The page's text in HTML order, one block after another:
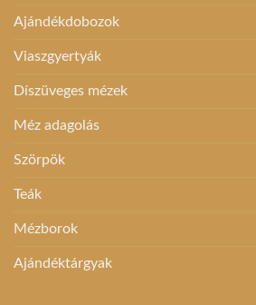
Ajándékdobozok
Viaszgyertyák
Díszüveges mézek
Méz adagolás
Szörpök
Teák
Mézborok
Ajándéktárgyak